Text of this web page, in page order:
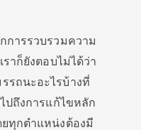
การรวบรวมความ
าก็ยังตอบไม่ได้ว่า
รถนะอะไรบ้างที่
ปถึงการแก้ไขหลัก
ทุกตำแหน่งต้องมี